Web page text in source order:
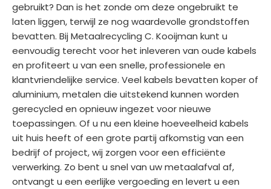
gebruikt? Dan is het zonde om deze ongebruikt te
laten liggen, terwijl ze nog waardevolle grondstoffen
bevatten. Bij Metaalrecycling C. Kooijman kunt u
eenvoudig terecht voor het inleveren van oude kabels
en profiteert u van een snelle, professionele en
klantvriendelijke service. Veel kabels bevatten koper of
aluminium, metalen die uitstekend kunnen worden
gerecycled en opnieuw ingezet voor nieuwe
toepassingen. Of u nu een kleine hoeveelheid kabels
uit huis heeft of een grote partij afkomstig van een
bedrijf of project, wij zorgen voor een efficiënte
verwerking. Zo bent u snel van uw metaalafval af,
ontvangt u een eerlijke vergoeding en levert u een